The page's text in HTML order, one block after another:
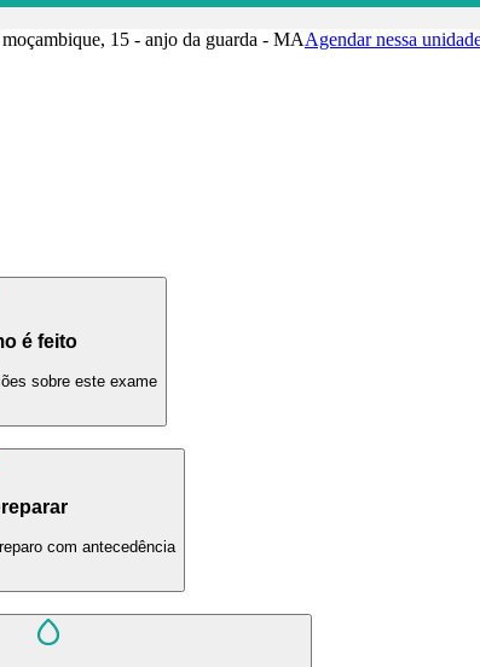
15 - anjo da guarda - MAAgendar nessa
é feito
sobre este exame
com antecedência